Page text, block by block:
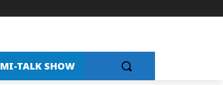
MI-TALK SHOW